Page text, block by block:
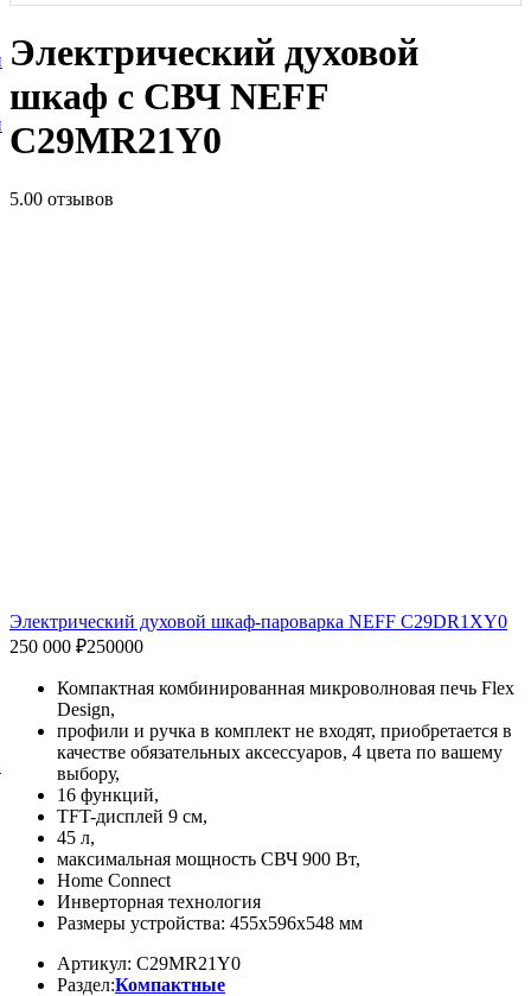
Электрический духовой
шкаф c СВЧ NEFF
C29MR21Y0
5.00 отзывов
Электрический духовой шкаф-пароварка NEFF C29DR1XY0
250 000 ₽250000
Компактная комбинированная микроволновая печь Flex
Design,
профили и ручка в комплект не входят, приобретается в
качестве обязательных аксессуаров, 4 цвета по вашему
выбору,
16 функций,
TFT-дисплей 9 см,
45 л,
максимальная мощность СВЧ 900 Вт,
Home Connect
Инверторная технология
Размеры устройства: 455x596x548 мм
Артикул: C29MR21Y0
Раздел:Компактные